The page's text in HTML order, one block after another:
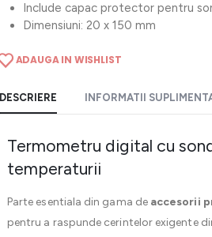
Include capac protector pentru
Dimensiuni: 20 x 150 mm
ADAUGA IN WISHLIST
DESCRIERE INFORMATII
Termometru digital cu
temperaturii
Parte esentiala din gama de accesorii
pentru a raspunde cerintelor exigente